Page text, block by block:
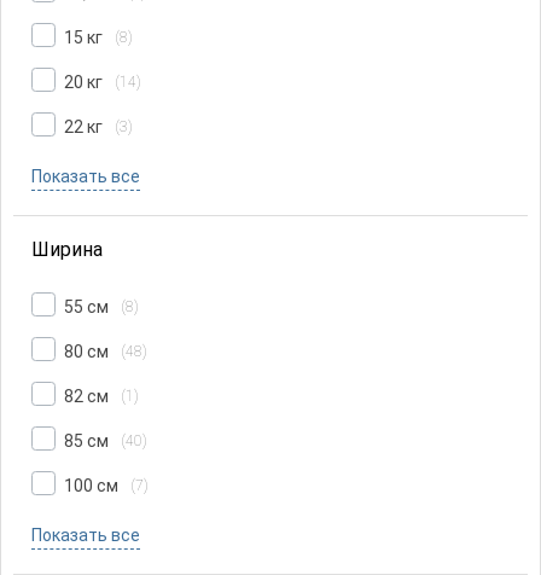
15 кг (8)
20 кг (14)
22 кг (3)
Показать все
Ширина
55 см (8)
80 см (48)
82 см (1)
85 см (40)
100 см (7)
Показать все